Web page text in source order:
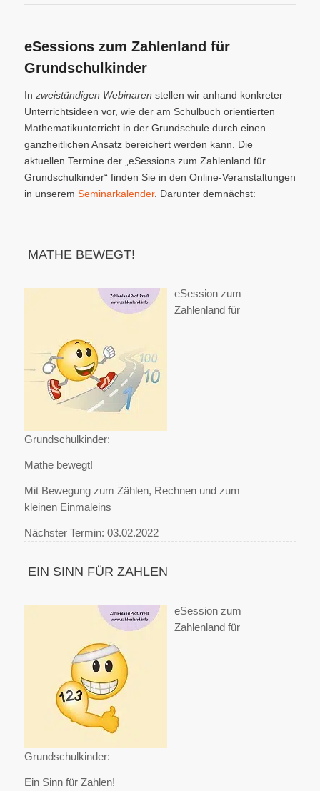
eSessions zum Zahlenland für
Grundschulkinder
In zweistündigen Webinaren stellen wir anhand konkreter
Unterrichtsideen vor, wie der am Schulbuch orientierten
Mathematikunterricht in der Grundschule durch einen
ganzheitlichen Ansatz bereichert werden kann. Die
aktuellen Termine der „eSessions zum Zahlenland für
Grundschulkinder“ finden Sie in den Online-Veranstaltungen
in unserem Seminarkalender. Darunter demnächst:
MATHE BEWEGT!
eSession zum
Zahlenland für
Grundschulkinder:
Mathe bewegt!
Mit Bewegung zum Zählen, Rechnen und zum
kleinen Einmaleins
Nächster Termin: 03.02.2022
EIN SINN FÜR ZAHLEN
eSession zum
Zahlenland für
Grundschulkinder:
Ein Sinn für Zahlen!